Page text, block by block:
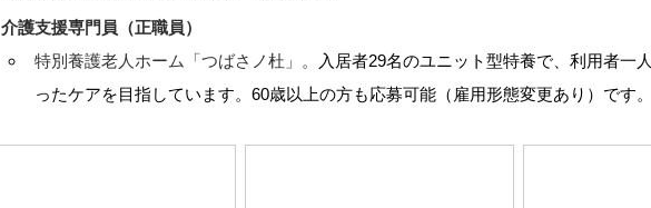
介護支援専門員（正職員）
特別養護老人ホーム「つばさノ杜」。
入居者29名のユニット型特養で、利用者一
ったケアを目指しています。60歳以上の方も応募可能（雇用形態変更あり）です